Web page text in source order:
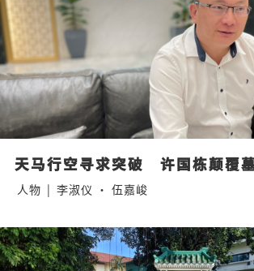
天马行空寻求突破　许国栋颠覆
人物 | 李淑仪 · 伍嘉峻